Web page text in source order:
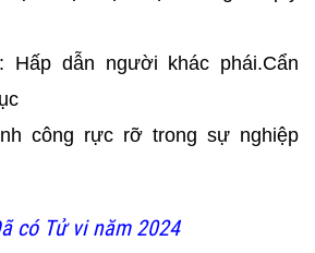
Hấp dẫn người khác phái.Cẩn
công rực rỡ trong sự nghiệp
có Tử vi năm 2024